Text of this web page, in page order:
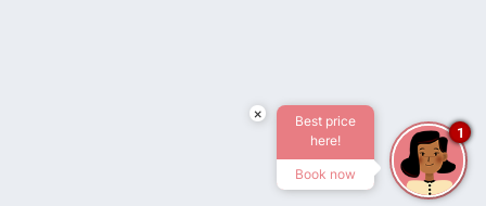
×
Best price
here!
Book now
1